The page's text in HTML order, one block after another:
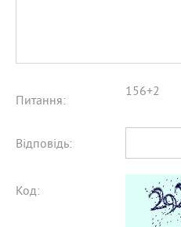
Питання:
156+2
Відповідь:
Код: